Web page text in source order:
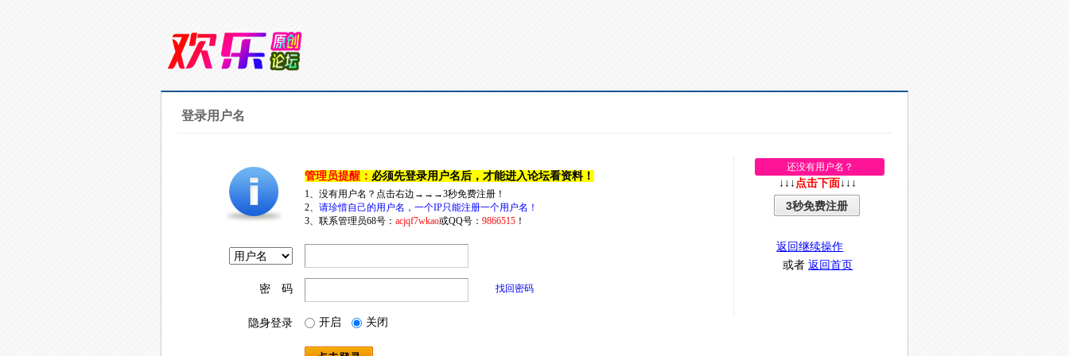
登录用户名
管理员提醒： 必须先登录用户名后，才能进入论坛看资料！
1、没有用户名？点击右边→→→3秒免费注册！
2、 请珍惜自己的用户名，一个IP只能注册一个用户名！
3、联系管理员68号： acjqf7wkao或QQ号： 9866515！
密 码 找回密码
隐身登录 开启 关闭
还没有用户名？
↓↓↓ 点击下面 ↓↓↓
3秒免费注册
返回继续操作
或者返回首页